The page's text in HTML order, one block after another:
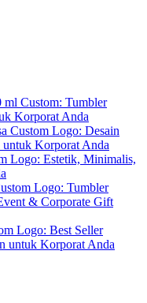
Custom: Tumbler
Korporat Anda
Custom Logo: Desain
Korporat Anda
Logo: Estetik, Minimalis,
Logo: Tumbler
& Corporate Gift
Logo: Best Seller
untuk Korporat Anda